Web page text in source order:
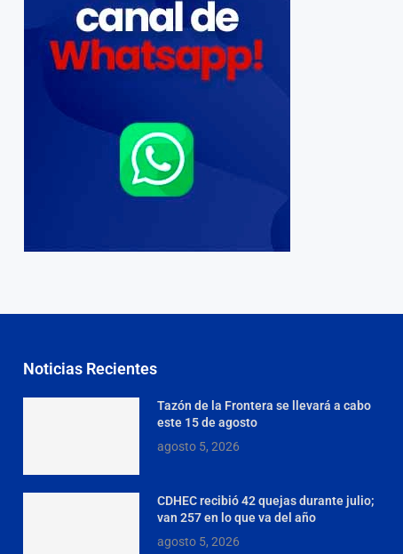
Noticias Recientes
Tazón de la Frontera se llevará a cabo
este 15 de agosto
agosto 5, 2026
CDHEC recibió 42 quejas durante julio;
van 257 en lo que va del año
agosto 5, 2026